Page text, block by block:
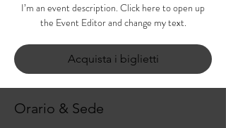
I’m an event description. Click here to open up
the Event Editor and change my text.
Acquista i biglietti
Orario & Sede